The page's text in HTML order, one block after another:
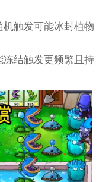
触发可能冰封植物
结触发更频繁且持